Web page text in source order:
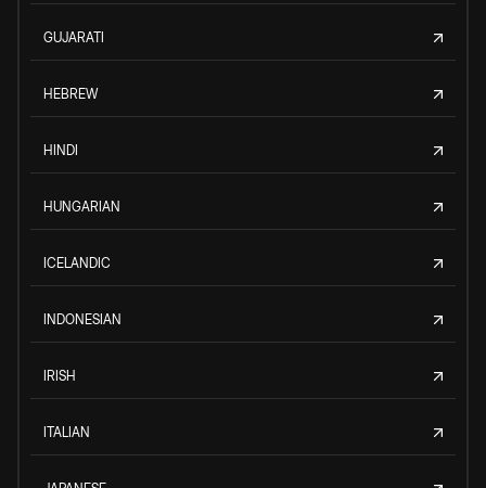
GUJARATI
HEBREW
HINDI
HUNGARIAN
ICELANDIC
INDONESIAN
IRISH
ITALIAN